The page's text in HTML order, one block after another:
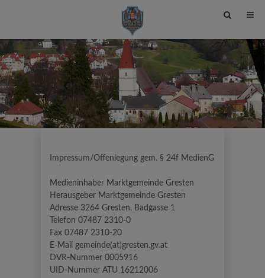
Site
toggle
Impressum/Offenlegung gem. § 24f MedienG
Medieninhaber Marktgemeinde Gresten
Herausgeber Marktgemeinde Gresten
Adresse 3264 Gresten, Badgasse 1
Telefon 07487 2310-0
Fax 07487 2310-20
E-Mail gemeinde(at)gresten.gv.at
DVR-Nummer 0005916
UID-Nummer ATU 16212006